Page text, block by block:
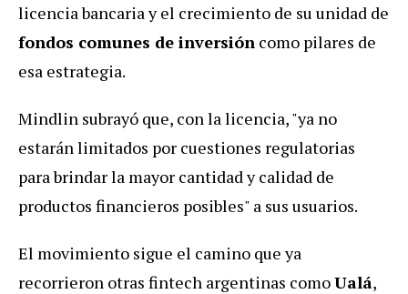
licencia bancaria y el crecimiento de su unidad de
fondos comunes de inversión como pilares de
esa estrategia.
Mindlin subrayó que, con la licencia, "ya no
estarán limitados por cuestiones regulatorias
para brindar la mayor cantidad y calidad de
productos financieros posibles" a sus usuarios.
El movimiento sigue el camino que ya
recorrieron otras fintech argentinas comoUalá,